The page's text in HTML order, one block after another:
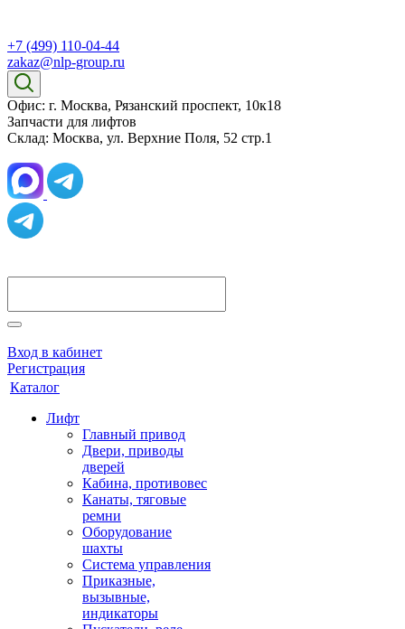
+7 (499) 110-04-44
zakaz@nlp-group.ru
Офис: г. Москва, Рязанский проспект, 10к18
Запчасти для лифтов
Склад: Москва, ул. Верхние Поля, 52 стр.1
Вход в кабинет
Регистрация
Каталог
Лифт
Главный привод
Двери, приводы
дверей
Кабина, противовес
Канаты, тяговые
ремни
Оборудование
шахты
Система управления
Приказные,
вызывные,
индикаторы